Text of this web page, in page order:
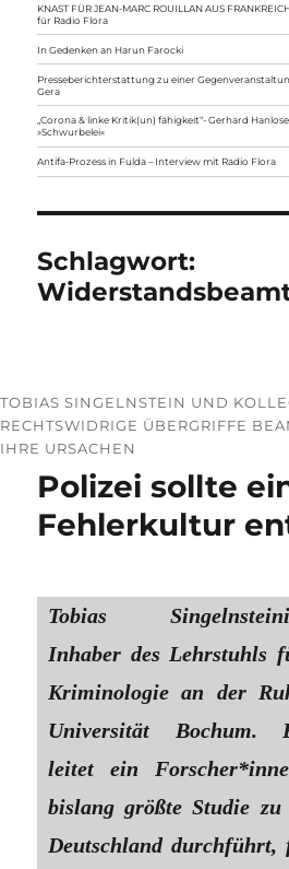
KNAST FÜR JEAN-MARC ROUILLAN AUS
für Radio Flora
In Gedenken an Harun Farocki
Presseberichterstattung zu einer
Gera
„Corona & linke Kritik(un) fähigkeit“- Gerhard
»Schwurbelei«
Antifa-Prozess in Fulda – Interview mit Radio Flora
Schlagwort:
TOBIAS SINGELNSTEIN UND
RECHTSWIDRIGE ÜBERGRIFFE
IHRE URSACHEN
Polizei sollte
Fehlerkultur
Tobias
Inhaber des Lehrstuhls
Kriminologie an der
Universität Bochum.
leitet ein
bislang größte Studie
Deutschland